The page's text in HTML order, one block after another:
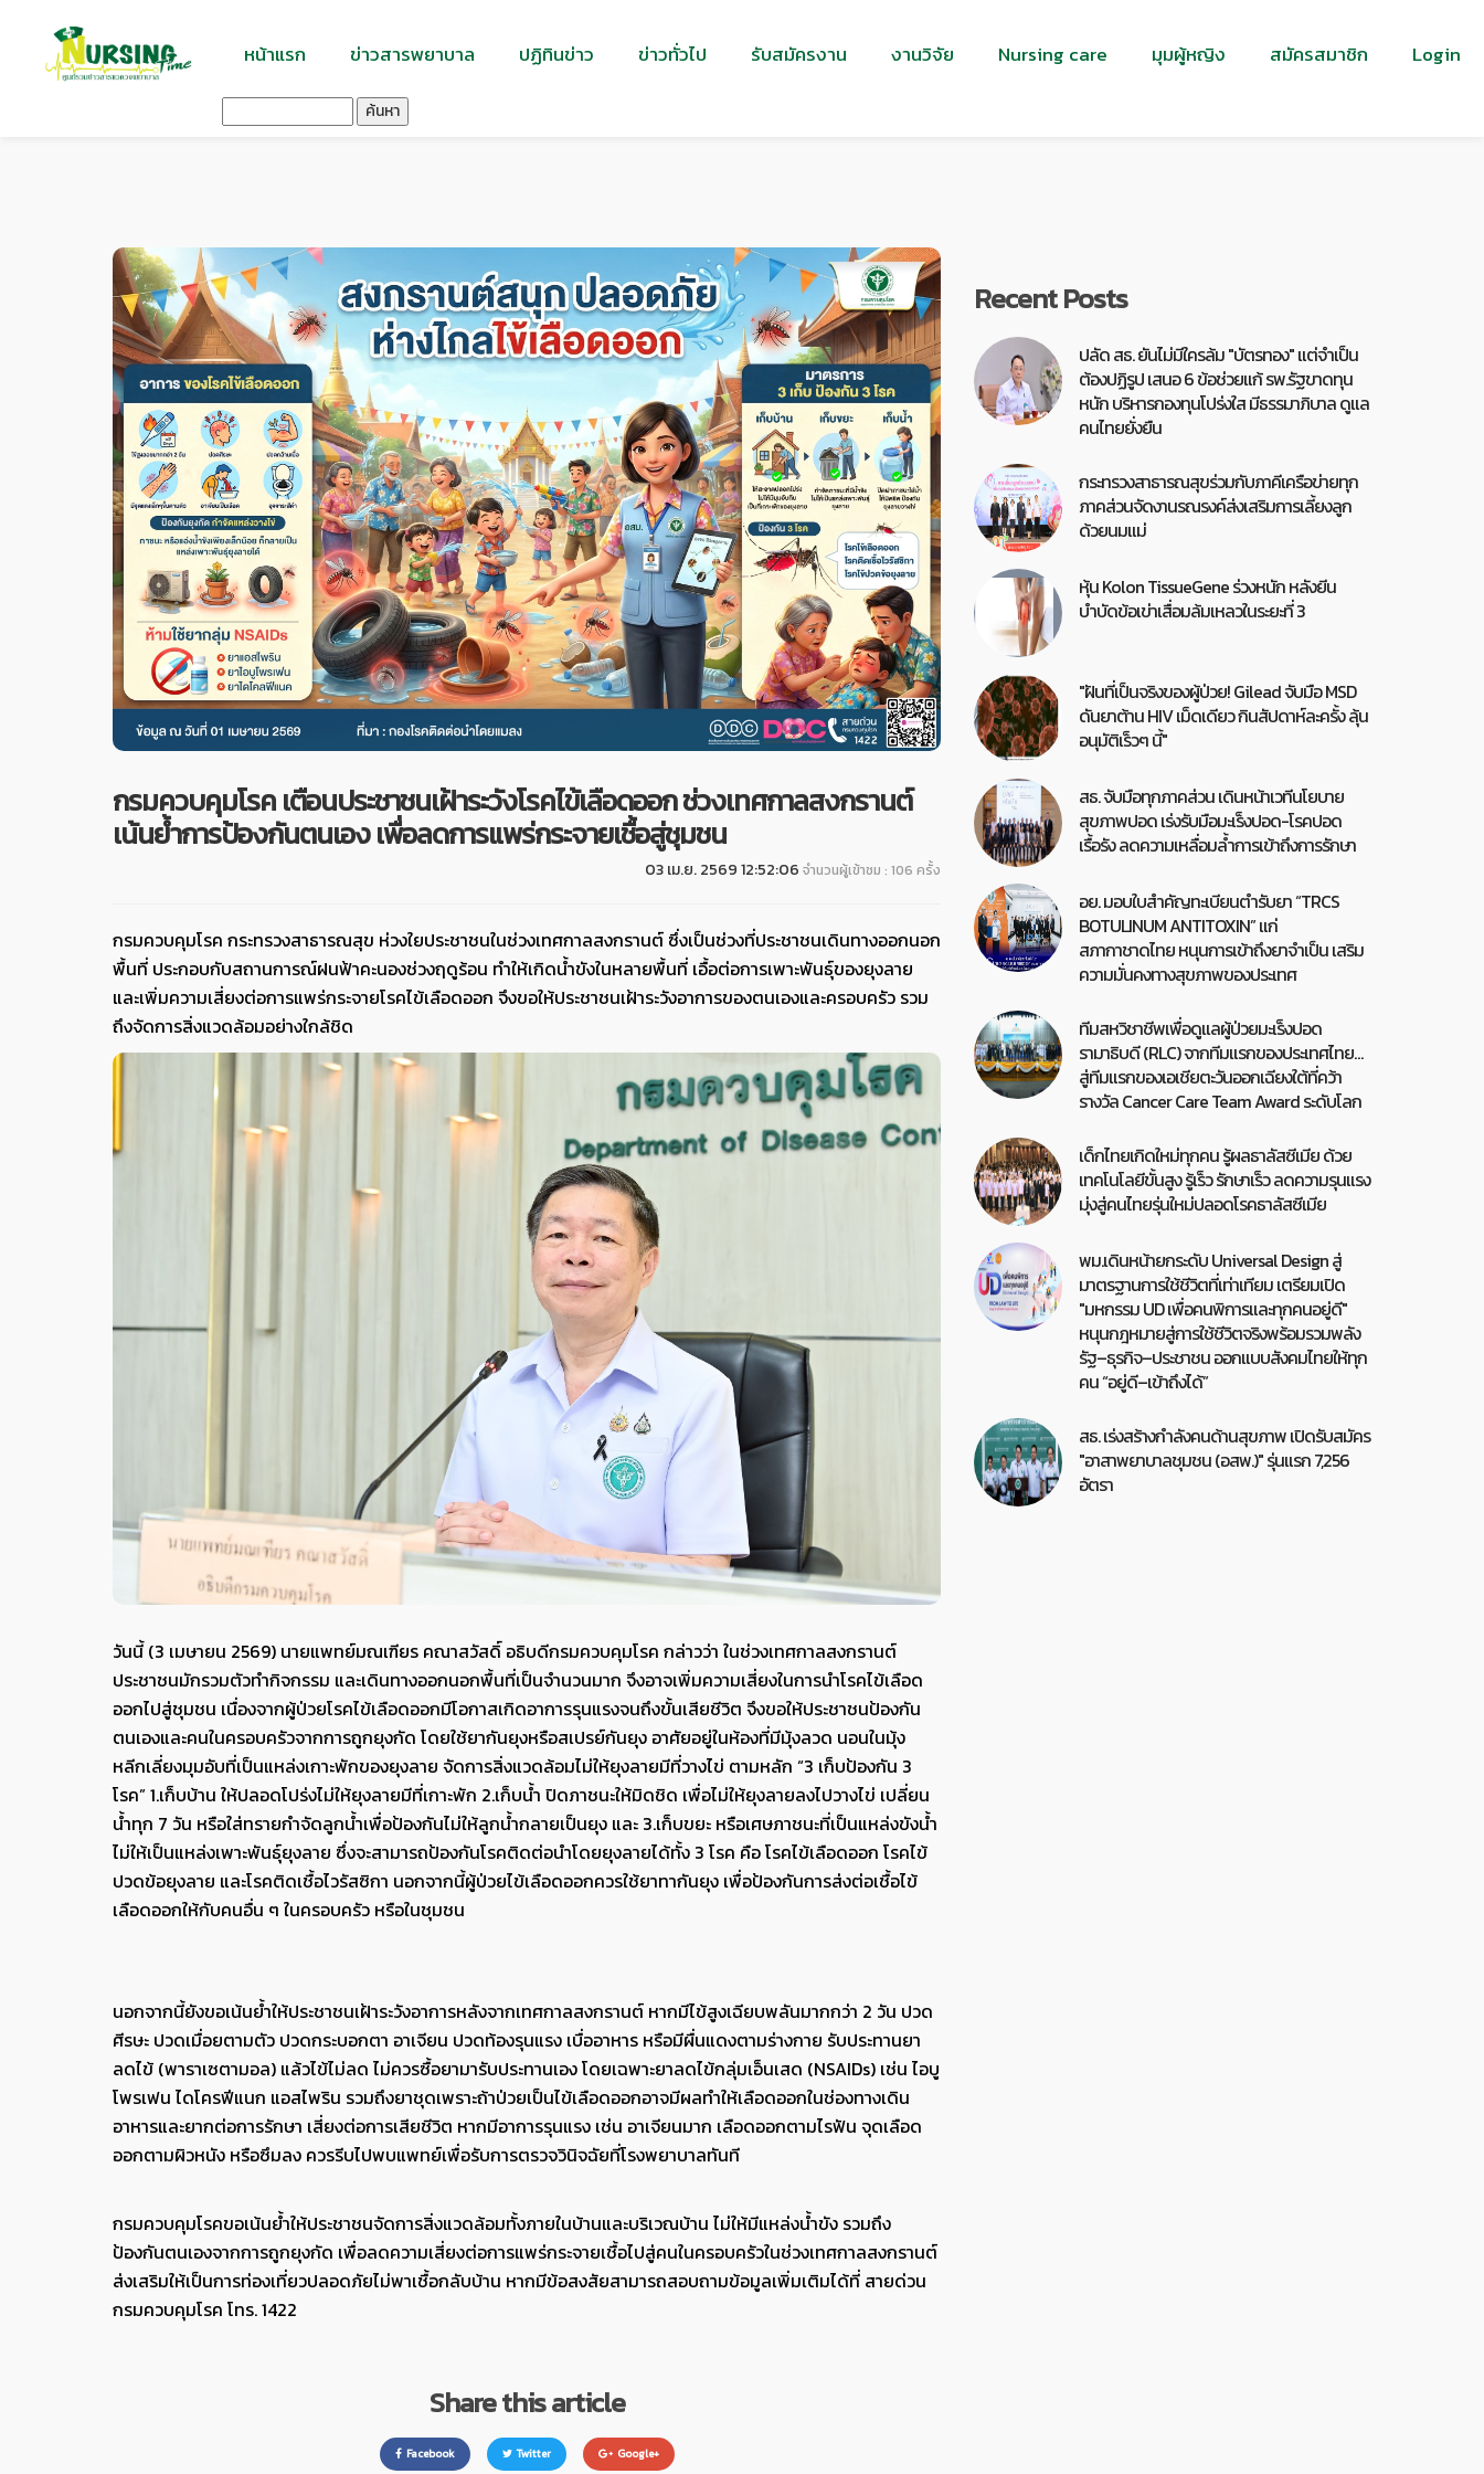
หน้าแรก ข่าวสารพยาบาล ปฏิทินข่าว ข่าวทั่วไป รับสมัครงาน งานวิจัย Nursing care มุมผู้หญิง สมัครสมาชิก Login
ค้นหา
กรมควบคุมโรค เตือนประชาชนเฝ้าระวังโรคไข้เลือดออก ช่วงเทศกาลสงกรานต์
เน้นย้ำการป้องกันตนเอง เพื่อลดการแพร่กระจายเชื้อสู่ชุมชน
03 เม.ย. 2569 12:52:06 จำนวนผู้เข้าชม : 106 ครั้ง
กรมควบคุมโรค กระทรวงสาธารณสุข ห่วงใยประชาชนในช่วงเทศกาลสงกรานต์ ซึ่งเป็นช่วงที่ประชาชนเดินทางออกนอก
พื้นที่ ประกอบกับสถานการณ์ฝนฟ้าคะนองช่วงฤดูร้อน ทำให้เกิดน้ำขังในหลายพื้นที่ เอื้อต่อการเพาะพันธุ์ของยุงลาย
และเพิ่มความเสี่ยงต่อการแพร่กระจายโรคไข้เลือดออก จึงขอให้ประชาชนเฝ้าระวังอาการของตนเองและครอบครัว รวม
ถึงจัดการสิ่งแวดล้อมอย่างใกล้ชิด
วันนี้ (3 เมษายน 2569) นายแพทย์มณเฑียร คณาสวัสดิ์ อธิบดีกรมควบคุมโรค กล่าวว่า ในช่วงเทศกาลสงกรานต์
ประชาชนมักรวมตัวทำกิจกรรม และเดินทางออกนอกพื้นที่เป็นจำนวนมาก จึงอาจเพิ่มความเสี่ยงในการนำโรคไข้เลือด
ออกไปสู่ชุมชน เนื่องจากผู้ป่วยโรคไข้เลือดออกมีโอกาสเกิดอาการรุนแรงจนถึงขั้นเสียชีวิต จึงขอให้ประชาชนป้องกัน
ตนเองและคนในครอบครัวจากการถูกยุงกัด โดยใช้ยากันยุงหรือสเปรย์กันยุง อาศัยอยู่ในห้องที่มีมุ้งลวด นอนในมุ้ง
หลีกเลี่ยงมุมอับที่เป็นแหล่งเกาะพักของยุงลาย จัดการสิ่งแวดล้อมไม่ให้ยุงลายมีที่วางไข่ ตามหลัก “3 เก็บป้องกัน 3
โรค” 1.เก็บบ้าน ให้ปลอดโปร่งไม่ให้ยุงลายมีที่เกาะพัก 2.เก็บน้ำ ปิดภาชนะให้มิดชิด เพื่อไม่ให้ยุงลายลงไปวางไข่ เปลี่ยน
น้ำทุก 7 วัน หรือใส่ทรายกำจัดลูกน้ำเพื่อป้องกันไม่ให้ลูกน้ำกลายเป็นยุง และ 3.เก็บขยะ หรือเศษภาชนะที่เป็นแหล่งขังน้ำ
ไม่ให้เป็นแหล่งเพาะพันธุ์ยุงลาย ซึ่งจะสามารถป้องกันโรคติดต่อนำโดยยุงลายได้ทั้ง 3 โรค คือ โรคไข้เลือดออก โรคไข้
ปวดข้อยุงลาย และโรคติดเชื้อไวรัสซิกา นอกจากนี้ผู้ป่วยไข้เลือดออกควรใช้ยาทากันยุง เพื่อป้องกันการส่งต่อเชื้อไข้
เลือดออกให้กับคนอื่น ๆ ในครอบครัว หรือในชุมชน
นอกจากนี้ยังขอเน้นย้ำให้ประชาชนเฝ้าระวังอาการหลังจากเทศกาลสงกรานต์ หากมีไข้สูงเฉียบพลันมากกว่า 2 วัน ปวด
ศีรษะ ปวดเมื่อยตามตัว ปวดกระบอกตา อาเจียน ปวดท้องรุนแรง เบื่ออาหาร หรือมีผื่นแดงตามร่างกาย รับประทานยา
ลดไข้ (พาราเซตามอล) แล้วไข้ไม่ลด ไม่ควรซื้อยามารับประทานเอง โดยเฉพาะยาลดไข้กลุ่มเอ็นเสด (NSAIDs) เช่น ไอบู
โพรเฟน ไดโครฟีแนก แอสไพริน รวมถึงยาชุดเพราะถ้าป่วยเป็นไข้เลือดออกอาจมีผลทำให้เลือดออกในช่องทางเดิน
อาหารและยากต่อการรักษา เสี่ยงต่อการเสียชีวิต หากมีอาการรุนแรง เช่น อาเจียนมาก เลือดออกตามไรฟัน จุดเลือด
ออกตามผิวหนัง หรือซึมลง ควรรีบไปพบแพทย์เพื่อรับการตรวจวินิจฉัยที่โรงพยาบาลทันที
กรมควบคุมโรคขอเน้นย้ำให้ประชาชนจัดการสิ่งแวดล้อมทั้งภายในบ้านและบริเวณบ้าน ไม่ให้มีแหล่งน้ำขัง รวมถึง
ป้องกันตนเองจากการถูกยุงกัด เพื่อลดความเสี่ยงต่อการแพร่กระจายเชื้อไปสู่คนในครอบครัวในช่วงเทศกาลสงกรานต์
ส่งเสริมให้เป็นการท่องเที่ยวปลอดภัยไม่พาเชื้อกลับบ้าน หากมีข้อสงสัยสามารถสอบถามข้อมูลเพิ่มเติมได้ที่ สายด่วน
กรมควบคุมโรค โทร. 1422
Share this article
Facebook Twitter Google+
Recent Posts
ปลัด สธ. ยันไม่มีใครล้ม "บัตรทอง" แต่จำเป็น
ต้องปฏิรูป เสนอ 6 ข้อช่วยแก้ รพ.รัฐขาดทุน
หนัก บริหารกองทุนโปร่งใส มีธรรมาภิบาล ดูแล
คนไทยยั่งยืน
กระทรวงสาธารณสุขร่วมกับภาคีเครือข่ายทุก
ภาคส่วนจัดงานรณรงค์ส่งเสริมการเลี้ยงลูก
ด้วยนมแม่
หุ้น Kolon TissueGene ร่วงหนัก หลังยีน
บำบัดข้อเข่าเสื่อมล้มเหลวในระยะที่ 3
"ฝันที่เป็นจริงของผู้ป่วย! Gilead จับมือ MSD
ดันยาต้าน HIV เม็ดเดียว กินสัปดาห์ละครั้ง ลุ้น
อนุมัติเร็วๆ นี้"
สธ. จับมือทุกภาคส่วน เดินหน้าเวทีนโยบาย
สุขภาพปอด เร่งรับมือมะเร็งปอด-โรคปอด
เรื้อรัง ลดความเหลื่อมล้ำการเข้าถึงการรักษา
อย. มอบใบสำคัญทะเบียนตำรับยา “TRCS
BOTULINUM ANTITOXIN” แก่
สภากาชาดไทย หนุนการเข้าถึงยาจำเป็น เสริม
ความมั่นคงทางสุขภาพของประเทศ
ทีมสหวิชาชีพเพื่อดูแลผู้ป่วยมะเร็งปอด
รามาธิบดี (RLC) จากทีมแรกของประเทศไทย…
สู่ทีมแรกของเอเชียตะวันออกเฉียงใต้ที่คว้า
รางวัล Cancer Care Team Award ระดับโลก
เด็กไทยเกิดใหม่ทุกคน รู้ผลธาลัสซีเมีย ด้วย
เทคโนโลยีขั้นสูง รู้เร็ว รักษาเร็ว ลดความรุนแรง
มุ่งสู่คนไทยรุ่นใหม่ปลอดโรคธาลัสซีเมีย
พม.เดินหน้ายกระดับ Universal Design สู่
มาตรฐานการใช้ชีวิตที่เท่าเทียม เตรียมเปิด
"มหกรรม UD เพื่อคนพิการและทุกคนอยู่ดี"
หนุนกฎหมายสู่การใช้ชีวิตจริงพร้อมรวมพลัง
รัฐ–ธุรกิจ–ประชาชน ออกแบบสังคมไทยให้ทุก
คน “อยู่ดี–เข้าถึงได้”
สธ. เร่งสร้างกำลังคนด้านสุขภาพ เปิดรับสมัคร
"อาสาพยาบาลชุมชน (อสพ.)" รุ่นแรก 7,256
อัตรา